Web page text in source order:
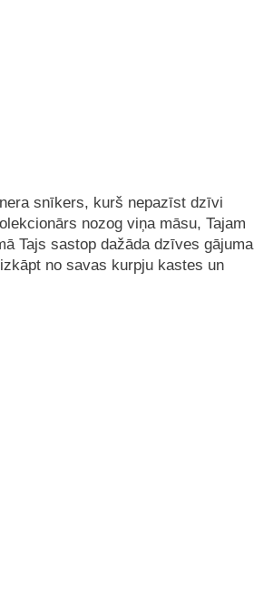
snīkers, kurš nepazīst dzīvi
nozog viņa māsu, Tajam
Tajs sastop dažāda dzīves gājuma
no savas kurpju kastes un